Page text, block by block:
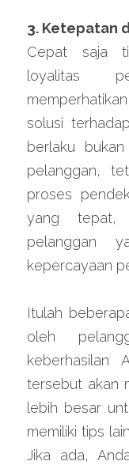
3. Ketepatan
Cepat saja
loyalitas
solusi
berlaku
pelanggan,
proses
yang tepat,
pelanggan
kepercayaan
Itulah
oleh
keberhasilan
tersebut akan
lebih besar
memiliki tips
Jika ada,